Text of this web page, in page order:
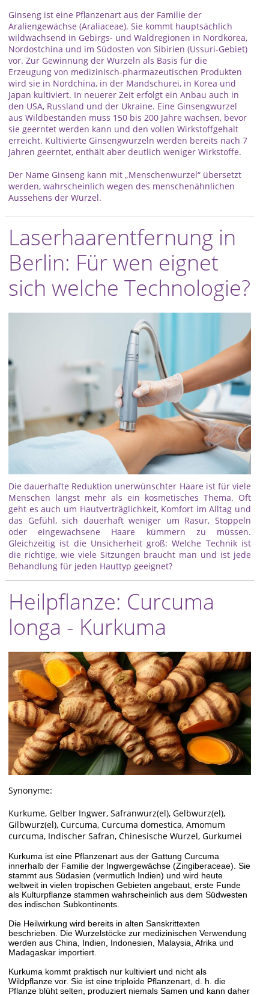
Ginseng ist eine Pflanzenart aus der Familie der
Araliengewächse (Araliaceae). Sie kommt hauptsächlich
wildwachsend in Gebirgs- und Waldregionen in Nordkorea,
Nordostchina und im Südosten von Sibirien (Ussuri-Gebiet)
vor. Zur Gewinnung der Wurzeln als Basis für die
Erzeugung von medizinisch-pharmazeutischen Produkten
wird sie in Nordchina, in der Mandschurei, in Korea und
Japan kultiviert. In neuerer Zeit erfolgt ein Anbau auch in
den USA, Russland und der Ukraine. Eine Ginsengwurzel
aus Wildbeständen muss 150 bis 200 Jahre wachsen, bevor
sie geerntet werden kann und den vollen Wirkstoffgehalt
erreicht. Kultivierte Ginsengwurzeln werden bereits nach 7
Jahren geerntet, enthält aber deutlich weniger Wirkstoffe.
Der Name Ginseng kann mit „Menschenwurzel“ übersetzt
werden, wahrscheinlich wegen des menschenähnlichen
Aussehens der Wurzel.
Laserhaarentfernung in
Berlin: Für wen eignet
sich welche Technologie?
Die dauerhafte Reduktion unerwünschter Haare ist für viele
Menschen längst mehr als ein kosmetisches Thema. Oft
geht es auch um Hautverträglichkeit, Komfort im Alltag und
das Gefühl, sich dauerhaft weniger um Rasur, Stoppeln
oder eingewachsene Haare kümmern zu müssen.
Gleichzeitig ist die Unsicherheit groß: Welche Technik ist
die richtige, wie viele Sitzungen braucht man und ist jede
Behandlung für jeden Hauttyp geeignet?
Heilpflanze: Curcuma
longa - Kurkuma
Synonyme:
Kurkume, Gelber Ingwer, Safranwurz(el), Gelbwurz(el),
Gilbwurz(el), Curcuma, Curcuma domestica, Amomum
curcuma, Indischer Safran, Chinesische Wurzel, Gurkumei
Kurkuma ist eine Pflanzenart aus der Gattung Curcuma
innerhalb der Familie der Ingwergewächse (Zingiberaceae). Sie
stammt aus Südasien (vermutlich Indien) und wird heute
weltweit in vielen tropischen Gebieten angebaut, erste Funde
als Kulturpflanze stammen wahrscheinlich aus dem Südwesten
des indischen Subkontinents.
Die Heilwirkung wird bereits in alten Sanskrittexten
beschrieben. Die Wurzelstöcke zur medizinischen Verwendung
werden aus China, Indien, Indonesien, Malaysia, Afrika und
Madagaskar importiert.
Kurkuma kommt praktisch nur kultiviert und nicht als
Wildpflanze vor. Sie ist eine triploide Pflanzenart, d. h. die
Pflanze blüht selten, produziert niemals Samen und kann daher